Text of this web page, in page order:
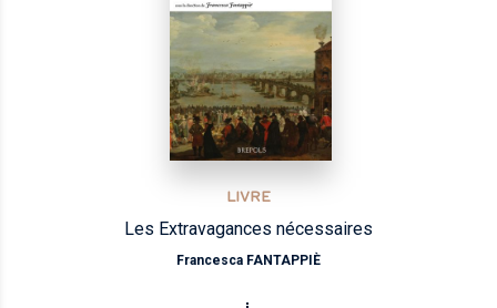
LIVRE
Les Extravagances nécessaires
Francesca FANTAPPIÈ